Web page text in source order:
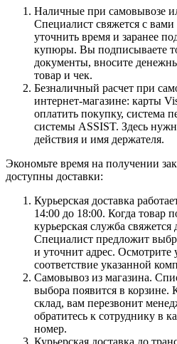
Наличные при самовывозе
Специалист свяжется с
уточнить время и заранее
купюры. Вы подписываете
документы, вносите
товар и чек.
Безналичный расчет при
интернет-магазине: карты
оплатить покупку, система
системы ASSIST. Здесь
действия и имя держателя.
Экономьте время на получении
доступны доставки:
Курьерская доставка
14:00 до 18:00. Когда товар
курьерская служба свяжется
Специалист предложит
и уточнит адрес. Осмотрите
соответствие указанной
Самовывоз из магазина.
выбора появится в корзине.
склад, вам перезвонит
обратитесь к сотруднику в
номер.
Курьерская доставка до